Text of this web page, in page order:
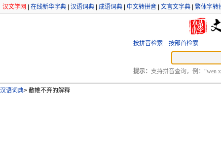
汉文学网 在线新华字典 汉语词典 成语词典 中文转拼音 文言文字典 繁体字转
按拼音检索 按部首检索
提示： 支持拼音查询，例：“wen
汉语词典> 敝帷不弃的解释